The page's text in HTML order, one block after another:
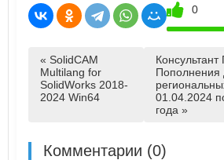
0
« SolidCAM
Multilang for
SolidWorks 2018-
2024 Win64
Консультант
Пополнения
01.04.2024
года »
Комментарии (0)